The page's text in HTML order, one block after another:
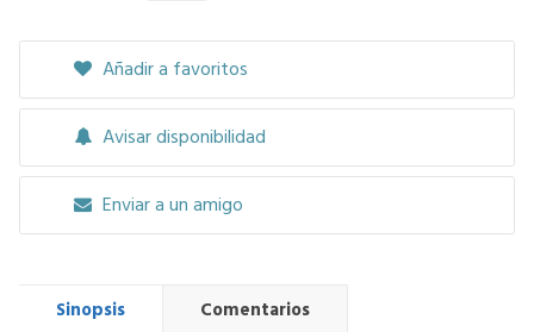
Añadir a favoritos
Avisar disponibilidad
Enviar a un amigo
Sinopsis Comentarios